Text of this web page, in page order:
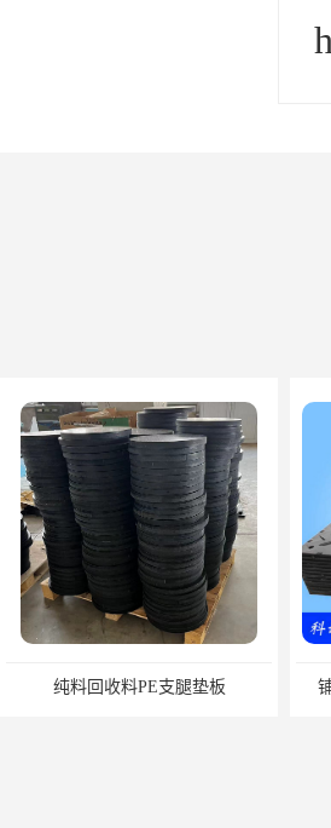
纯料回收料PE支腿垫板